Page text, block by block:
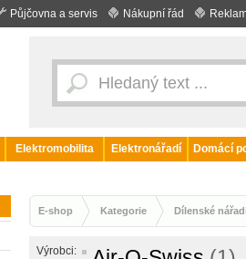
Půjčovna a servis Nákupní řád
Elektromobilita Elektronářadí
Domácí
E-shop Kategorie Dílenské
Výrobci: